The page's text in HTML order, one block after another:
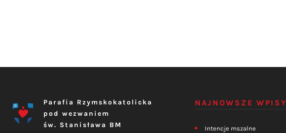
Parafia Rzymskokatolicka
pod wezwaniem
św. Stanisława BM
NAJNOWSZE WPISY
Intencje mszalne